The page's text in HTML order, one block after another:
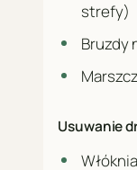
strefy)
Bruzdy
Usuwanie